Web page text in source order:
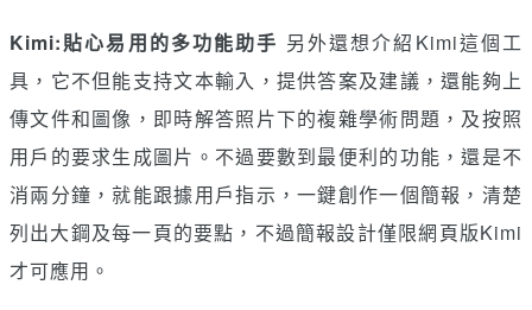
Kimi:貼心易用的多功能助手 另外還想介紹Kimi這個工
具，它不但能支持文本輸入，提供答案及建議，還能夠上
傳文件和圖像，即時解答照片下的複雜學術問題，及按照
用戶的要求生成圖片。不過要數到最便利的功能，還是不
消兩分鐘，就能跟據用戶指示，一鍵創作一個簡報，清楚
列出大鋼及每一頁的要點，不過簡報設計僅限網頁版Kimi
才可應用。